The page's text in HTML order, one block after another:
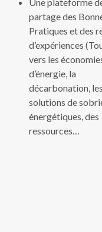
partage des
Pratiques et des
d’expériences
vers les
d’énergie, la
décarbonation,
solutions de
énergétiques, des
ressources…